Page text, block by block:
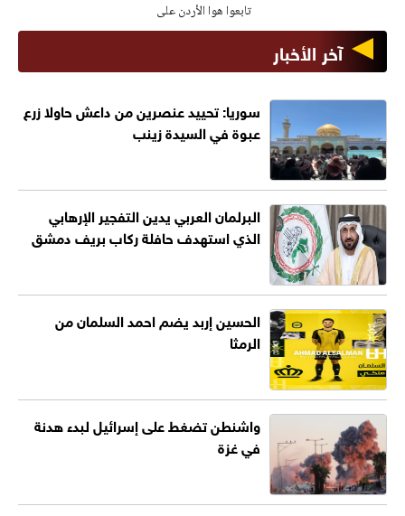
تابعوا هوا الأردن على
آخر الأخبار
سوريا: تحييد عنصرين من داعش حاولا زرع
عبوة في السيدة زينب
البرلمان العربي يدين التفجير الإرهابي
الذي استهدف حافلة ركاب بريف دمشق
الحسين إربد يضم احمد السلمان من
الرمثا
واشنطن تضغط على إسرائيل لبدء هدنة
في غزة